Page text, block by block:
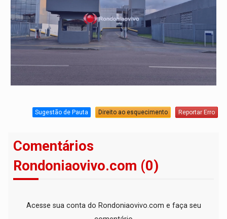
Sugestão de Pauta Direito ao esquecimento Reportar Erro
Comentários
Rondoniaovivo.com (0)
Acesse sua conta do Rondoniaovivo.com e faça seu